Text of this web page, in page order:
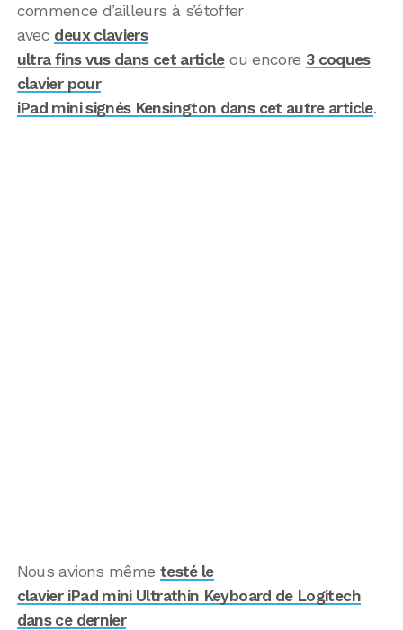
commence d’ailleurs à s’étoffer
avec deux claviers
ultra fins vus dans cet articleou encore 3 coques
clavier pour
iPad mini signés Kensington dans cet autre article.
Nous avions même testé le
clavier iPad mini Ultrathin Keyboard de Logitech
dans ce dernier